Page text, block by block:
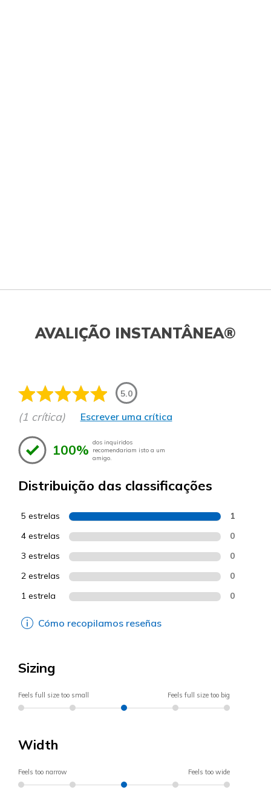
AVALIÇÃO INSTANTÂNEA®
5.0
(1 crítica) Escrever uma crítica
100% dos inquiridos
recomendariam isto a um
amigo.
Distribuição das classificações
5 estrelas 1
4 estrelas 0
3 estrelas 0
2 estrelas 0
1 estrela 0
Cómo recopilamos reseñas
Sizing
Feels full size too small Feels full size too big
Width
Feels too narrow Feels too wide